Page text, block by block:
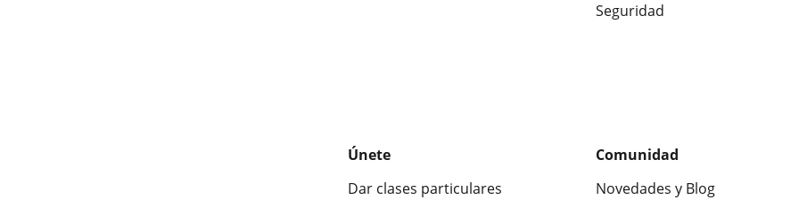
Seguridad
Únete
Dar clases particulares
Comunidad
Novedades y Blog